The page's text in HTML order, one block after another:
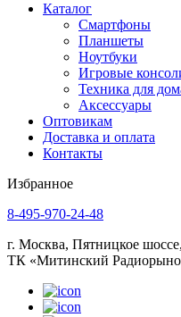
Каталог
Смартфоны
Планшеты
Ноутбуки
Игровые
Техника для
Аксессуары
Оптовикам
Доставка и оплата
Контакты
Избранное
8-495-970-24-48
г. Москва, Пятницкое
ТК «Митинский